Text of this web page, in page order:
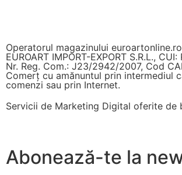
Operatorul magazinului
EUROART IMPORT-EXPORT S.R.L.,
Nr. Reg. Com.: J23/2942/2007, Cod
Comerț cu amănuntul prin intermediul
comenzi sau prin Internet.
Servicii de Marketing Digital oferite de
Abonează-te la